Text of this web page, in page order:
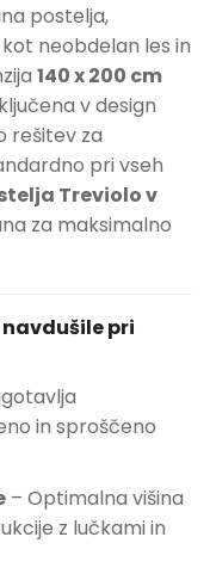
postelja,
neobdelan les in
140 x 200 cm
v design
rešitev za
pri vseh
Treviolo v
za maksimalno
navdušile pri
in sproščeno
– Optimalna višina
z lučkami in